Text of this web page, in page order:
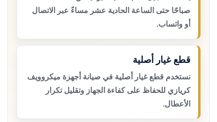
صباحًا حتى الساعة الحادية عشر مساءً عبر الاتصال
أو واتساب.
قطع غيار أصلية
نستخدم قطع غيار أصلية في صيانة أجهزة ميكروويف
كريازي للحفاظ على كفاءة الجهاز وتقليل تكرار
الأعطال.